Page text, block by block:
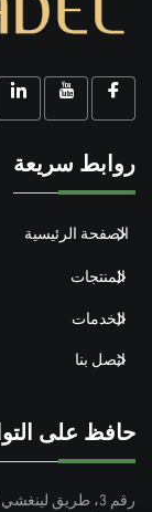
روابط سريعة
الصفحة الرئيسية
المنتجات
الخدمات
اتصل بنا
حافظ على
رقم 3، طريق